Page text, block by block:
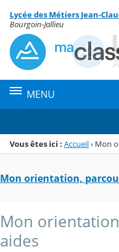
Menu de la rubrique
Contenu
Lycée des Métiers Jean-
Bourgoin-Jallieu
MENU
Vous êtes ici : Accueil› Mon
Mon orientation,
Mon
aides